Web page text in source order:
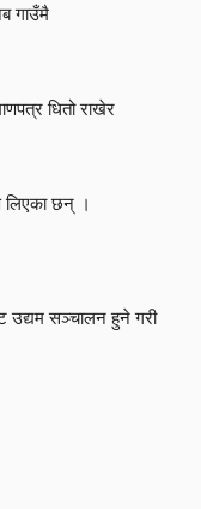
गाउँमै
धितो राखेर
लिएका छन् ।
उद्यम सञ्चालन हुने गरी